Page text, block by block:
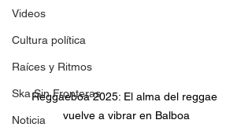
Videos
Cultura política
Raíces y Ritmos
Ska Sin Fronteras
Noticia
Reggaeboa 2025: El alma del reggae
vuelve a vibrar en Balboa